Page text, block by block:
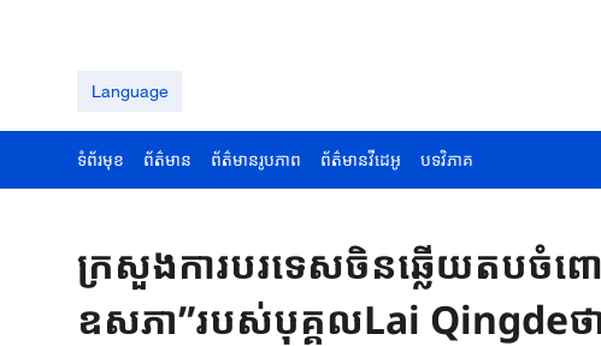
Language
ទំព័រមុខ ព័ត៌មាន ព័ត៌មានរូបភាព ព័ត៌មានវីដេអូ បទវិភាគ
ក្រសួងការបរទេសចិនឆ្លើយតបចំព
ឧសភា”របស់បុគ្គលLai Qingdeថា